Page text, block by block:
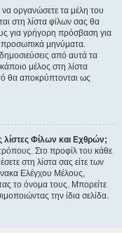
να οργανώσετε τα μέλη του
στη λίστα φίλων σας θα
για γρήγορη πρόσβαση για
προσωπικά μηνύματα.
από αυτά τα
μέλος στη λίστα
θα αποκρύπτονται ως
Φίλων και Εχθρών;
Στο προφίλ του κάθε
στη λίστα σας είτε των
Ελέγχου Μέλους,
το όνομα τους. Μπορείτε
την ίδια σελίδα.